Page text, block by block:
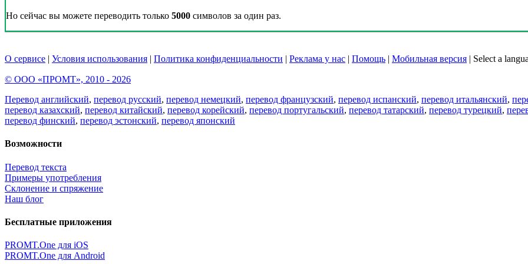
Но сейчас вы можете переводить только 5000 символов за один раз.
О сервисе | Условия использования | Политика конфиденциальности | Реклама у нас | Помощь | Мобильная версия | Select a
© ООО «ПРОМТ», 2010 - 2026
Перевод английский, перевод русский, перевод немецкий, перевод французский, перевод испанский, перевод итальянский,
перевод казахский, перевод китайский, перевод корейский, перевод португальский, перевод татарский, перевод турецкий,
перевод финский, перевод эстонский, перевод японский
Возможности
Перевод текста
Примеры употребления
Склонение и спряжение
Наш блог
Бесплатные приложения
PROMT.One для iOS
PROMT.One для Android